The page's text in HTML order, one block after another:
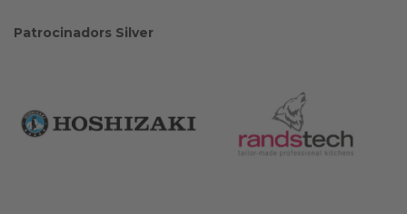
Patrocinadors Silver